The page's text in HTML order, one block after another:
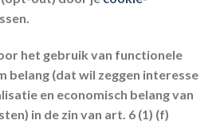
het gebruik van functionele
belang (dat wil zeggen interesse
en economisch belang van
in de zin van art. 6 (1) (f)